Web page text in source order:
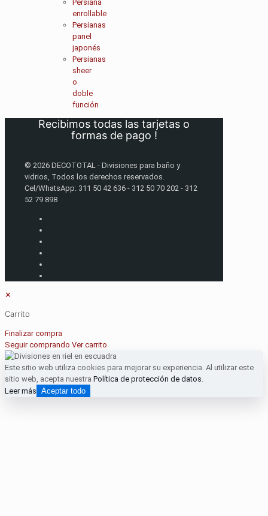
Persiana
enrollable
Persianas
panel
japonés
Persianas
sheer
o
doble
función
Recibimos todas las tarjetas o
formas de pago !
© 2026 DECOTOTAL - Divisiones para baño y
vidrios, Todos los derechos reservados.
Cel/WhatsApp: 311 50 42 636 - 312 50 70 202 - 312
52 79 898
✕
Carrito
Finalizar compra
Seguir comprando Ver carrito
Este sitio web utiliza cookies para mejorar su experiencia. Al utilizar este
sitio web, acepta nuestra Política de protección de datos.
Leer más Aceptar todo